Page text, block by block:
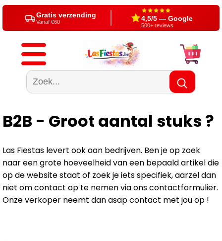
Gratis verzending
Vanaf €60 4,5/5 — Google
500+ reviews
B2B - Groot aantal stuks ?
Las Fiestas levert ook aan bedrijven. Ben je op zoek
naar een grote hoeveelheid van een bepaald artikel die
op de website staat of zoek je iets specifiek, aarzel dan
niet om contact op te nemen via ons contactformulier.
Onze verkoper neemt dan asap contact met jou op !